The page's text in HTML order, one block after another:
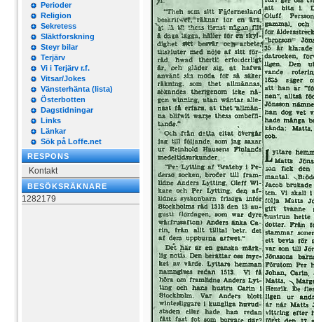
Perioder
Religion
Sekretess
Släktforskning
Steyr bilar
Terjärv
Vi i Terjärv r.f.
Vitsar/Jokes
Vänsterhänta (lista)
Österbotten
Dagstidningar
Links
Länkar
Sök på Loffe.net
RESPONS
Kontakt
BESÖKSRÄKNARE
1282179